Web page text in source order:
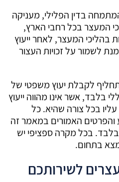
בדין הפלילי, מעניקה
המעצר בכל רחבי הארץ,
בהליכי המעצר, לאחר ייעוץ
לשמור על זכויות העצור
לקבלת יעוץ משפטי של
בלבד, אשר אינו מהווה ייעוץ
בכל צורה שהיא. כל
האמורים במאמר זה
בכל מקרה ספציפי יש
בתחום.
לשירותכם